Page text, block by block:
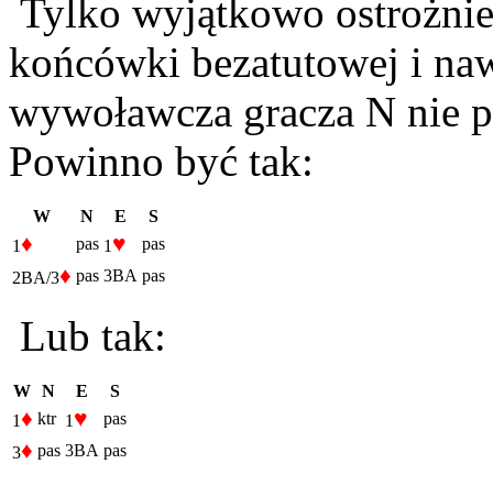
Tylko wyjątkowo
końcówki bezatutowej i
wywoławcza gracza N nie
Powinno być tak:
W N E
S
1♦ pas 1 ♥
pas
2BA/3♦ pas 3BA pas
Lub tak:
W N E
S
1♦ ktr 1 ♥
pas
3♦ pas 3BA pas